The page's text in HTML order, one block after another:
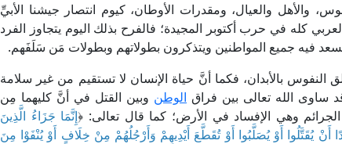
والأهل والعيال، ومقدرات الأوطان، كيوم انتصار جيشنا الأبيِّ
كله في حرب أكتوبر المجيدة؛ فالفرح بذلك اليوم يتجاوز الفرد
فيه جميع المواطنين ويتذكرون بطولاتهم وبطولات مَن سَلَفَهم.
بالأبدان، فكما أنَّ حياة الإنسان لا تستقيم من غير سلامة
ساوى الله تعالى بين فراق الوطن وبين القتل في أنَّ كليهما مِن
وهي الإفساد في الأرض؛ كما قال تعالى: ﴿إِنَّمَا جَزَاءُ الَّذِينَ
يُقَتَّلُوا أَوْ يُصَلَّبُوا أَوْ تُقَطَّعَ أَيْدِيهِمْ وَأَرْجُلُهُمْ مِنْ خِلَافٍ أَوْ يُنْفَوْا مِنَ